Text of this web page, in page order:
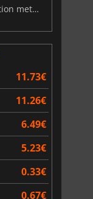
41.13
Humble lanceert 2026 met Carnage Collection met 8 intense games
11.73€
11.26€
6.49€
5.23€
0.33€
0.67€